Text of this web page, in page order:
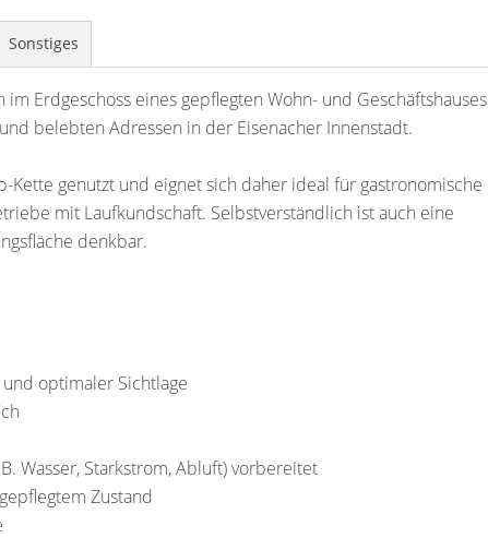
Sonstiges
Erdgeschoss eines gepflegten Wohn- und Geschäftshauses
belebten Adressen in der Eisenacher Innenstadt.
Kette genutzt und eignet sich daher ideal für gastronomische
mit Laufkundschaft. Selbstverständlich ist auch eine
denkbar.
optimaler Sichtlage
Wasser, Starkstrom, Abluft) vorbereitet
Zustand